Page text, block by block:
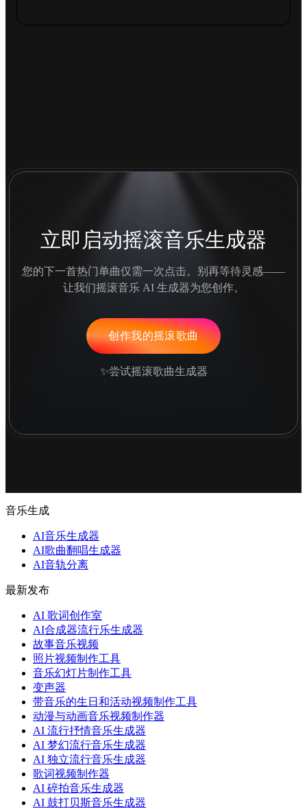
立即启动摇滚音乐生成器
您的下一首热门单曲仅需一次点击。别再等待灵感——
让我们摇滚音乐 AI 生成器为您创作。
创作我的摇滚歌曲
✨尝试摇滚歌曲生成器
音乐生成
AI音乐生成器
AI歌曲翻唱生成器
AI音轨分离
最新发布
AI 歌词创作室
AI合成器流行乐生成器
故事音乐视频
照片视频制作工具
音乐幻灯片制作工具
变声器
带音乐的生日和活动视频制作工具
动漫与动画音乐视频制作器
AI 流行抒情音乐生成器
AI 梦幻流行音乐生成器
AI 独立流行音乐生成器
歌词视频制作器
AI 碎拍音乐生成器
AI 鼓打贝斯音乐生成器